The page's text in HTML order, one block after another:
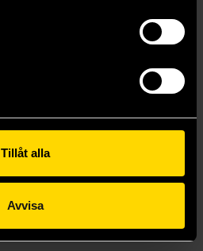
Tillåt alla
Avvisa
I Hear the Sunspot Vol 4: Limit Part 2
Yuki Fumino
239 kr